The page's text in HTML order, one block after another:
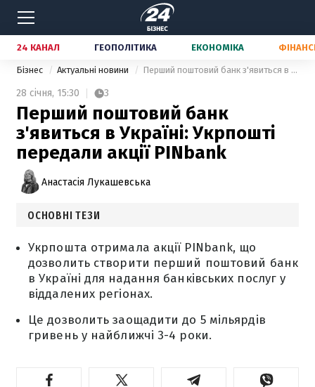
24 КАНАЛ ГЕОПОЛІТИКА ЕКОНОМІКА
Бізнес Актуальні новини Перший поштовий банк з'явиться в Україні: Укрпошті передали акції PINbank
28 січня, 15:30 3
Перший поштовий банк
з'явиться в Україні: Укрпошті
передали акції PINbank
Анастасія Лукашевська
ОСНОВНІ ТЕЗИ
Укрпошта отримала акції PINbank, що
дозволить створити перший поштовий банк
в Україні для надання банківських послуг у
віддалених регіонах.
Це дозволить заощадити до 5 мільярдів
гривень у найближчі 3-4 роки.